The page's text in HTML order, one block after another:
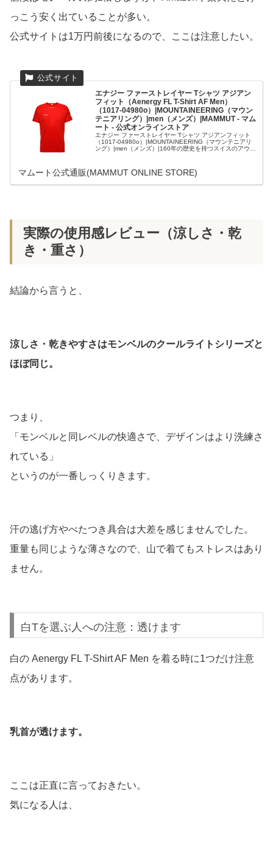
っこう安く出ていることが多い。
公式サイトは1万円前後になるので、ここは注意したい。
エナジー ファーストレイヤー Tシャツ アジアン
フィット（Aenergy FL T-Shirt AF Men）
（1017-04980o）|MOUNTAINEERING（マウン
テニアリング）|men（メンズ）|MAMMUT - マム
ート - 公式オンラインストア
エナジー ファーストレイヤー Tシャツ アジアンフィット
（1017-04980o）|MOUNTAINEERING（マウンテニアリ
ング）|men（メンズ）|160年の歴史を持つスイスのアウト
マムート公式通販(MAMMUT ONLINE STORE)
実際の使用感レビュー（涼しさ・乾
き・重さ）
結論から言うと、
涼しさ・乾きやすさはモンベルのクールライトシリーズと
ほぼ同じ。
つまり、
「モンベルと同レベルの快適さで、デザインはより洗練さ
れている」
というのが一番しっくりきます。
汗の逃げ方やべたつき具合は大差を感じませんでした。
重量も同じような薄さなので、山で着てもストレスはあり
ません。
白Tを選ぶ人への注意：透けます
白の Aenergy FL T-Shirt AF Men を着る時に1つだけ注意
点があります。
乳首が透けます。
ここは正直に言っておきたい。
気になる人は、